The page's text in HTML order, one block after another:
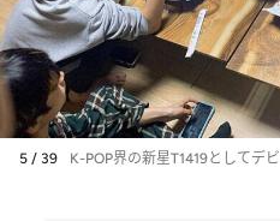
5 / 39 K-POP界の新星T1419としてデ